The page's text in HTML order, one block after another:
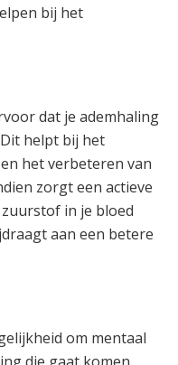
bij het
dat je ademhaling
helpt bij het
het verbeteren van
zorgt een actieve
in je bloed
aan een betere
om mentaal